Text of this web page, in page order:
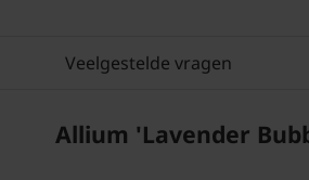
Veelgestelde vragen
Allium 'Lavender